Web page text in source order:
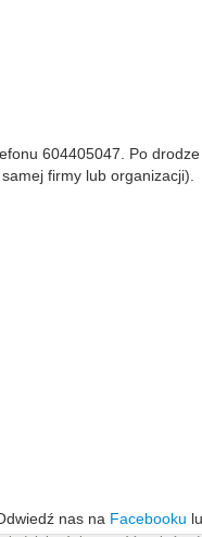
604405047. Po
firmy lub organizacji).
nas na Facebooku